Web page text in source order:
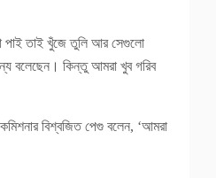
পাই তাই খুঁজে তুলি আর সেগুলো
বলেছেন। কিন্তু আমরা খুব গরিব
বিশ্বজিত পেগু বলেন, ‘আমরা